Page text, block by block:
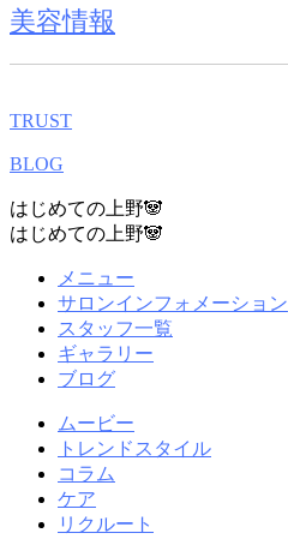
美容情報
TRUST
BLOG
はじめての上野🐼
はじめての上野🐼
メニュー
サロンインフォメーション
スタッフ一覧
ギャラリー
ブログ
ムービー
トレンドスタイル
コラム
ケア
リクルート